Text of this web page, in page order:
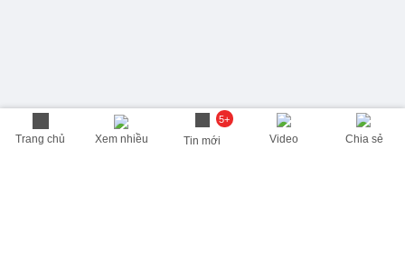
Trang chủ Xem nhiều
5+
Tin mới Video Chia sẻ